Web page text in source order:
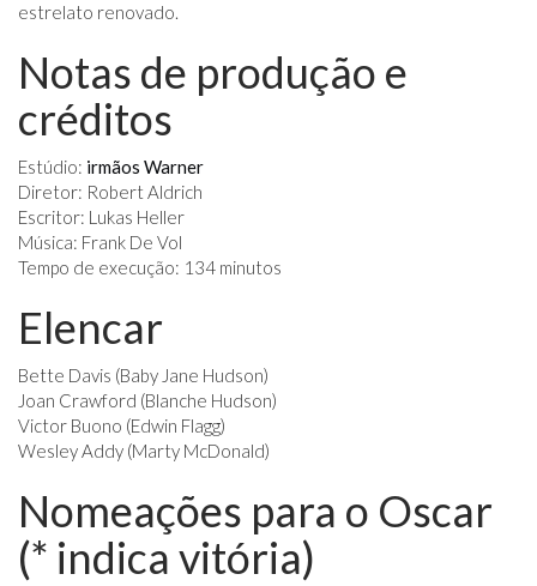
estrelato renovado.
Notas de produção e
créditos
Estúdio: irmãos Warner
Diretor: Robert Aldrich
Escritor: Lukas Heller
Música: Frank De Vol
Tempo de execução: 134 minutos
Elencar
Bette Davis (Baby Jane Hudson)
Joan Crawford (Blanche Hudson)
Victor Buono (Edwin Flagg)
Wesley Addy (Marty McDonald)
Nomeações para o Oscar
(* indica vitória)